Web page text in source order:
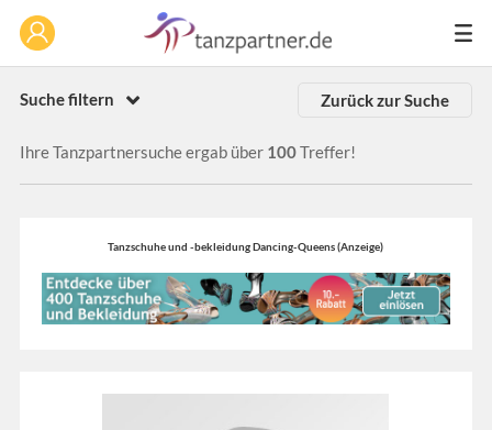
Suche filtern Zurück zur Suche
Ihre Tanzpartnersuche ergab über 100Treffer!
Tanzschuhe und -bekleidung Dancing-Queens (Anzeige)